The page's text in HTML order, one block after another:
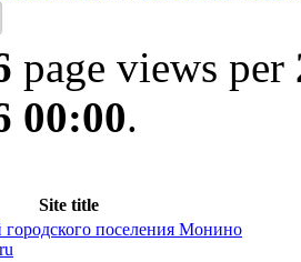
page views per
00:00.
Site title
поселения Монино